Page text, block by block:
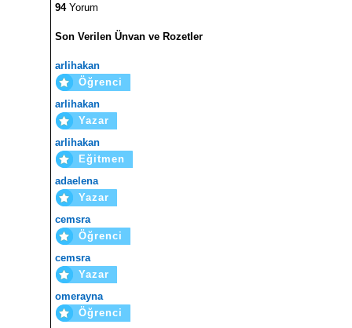
94Yorum
Son Verilen Ünvan ve Rozetler
arlihakan
Öğrenci
arlihakan
Yazar
arlihakan
Eğitmen
adaelena
Yazar
cemsra
Öğrenci
cemsra
Yazar
omerayna
Öğrenci